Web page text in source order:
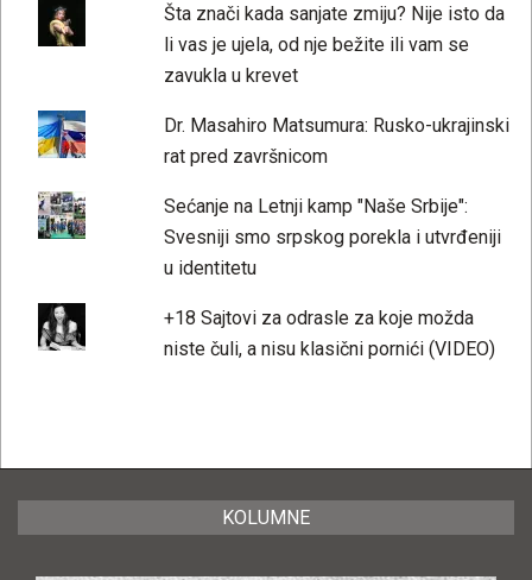
Šta znači kada sanjate zmiju? Nije isto da
li vas je ujela, od nje bežite ili vam se
zavukla u krevet
Dr. Masahiro Matsumura: Rusko-ukrajinski
rat pred završnicom
Sećanje na Letnji kamp "Naše Srbije":
Svesniji smo srpskog porekla i utvrđeniji
u identitetu
+18 Sajtovi za odrasle za koje možda
niste čuli, a nisu klasični pornići (VIDEO)
KOLUMNE